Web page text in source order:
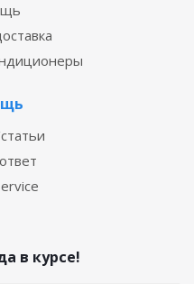
в курсе!